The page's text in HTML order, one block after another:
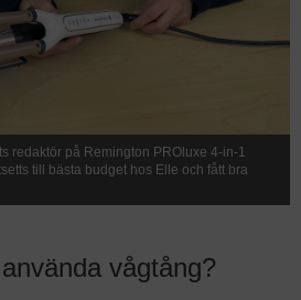
redaktör på Remington PROluxe 4-in-1
till bästa budget hos Elle och fått bra
vågtång?